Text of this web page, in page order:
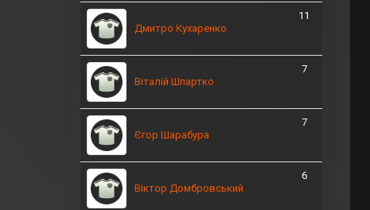
Дмитро Кухаренко
11
Віталій Шпартко
7
Єгор Шарабура
7
Віктор Домбровський
6